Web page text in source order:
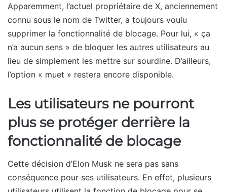
Apparemment, l’actuel propriétaire de X, anciennement
connu sous le nom de Twitter, a toujours voulu
supprimer la fonctionnalité de blocage. Pour lui, « ça
n’a aucun sens » de bloquer les autres utilisateurs au
lieu de simplement les mettre sur sourdine. D’ailleurs,
l’option « muet » restera encore disponible.
Les utilisateurs ne pourront
plus se protéger derrière la
fonctionnalité de blocage
Cette décision d’Elon Musk ne sera pas sans
conséquence pour ses utilisateurs. En effet, plusieurs